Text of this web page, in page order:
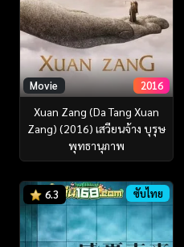
Movie 2016
Xuan Zang (Da Tang Xuan
Zang) (2016) เสวียนจ้าง บุรุษ
พุทธานุภาพ
6.3 ซับไทย